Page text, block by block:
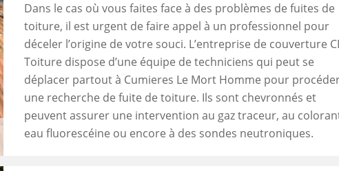
Dans le cas où vous faites face à des problèmes de fuites de
toiture, il est urgent de faire appel à un professionnel pour
déceler l’origine de votre souci. L’entreprise de couverture
Toiture dispose d’une équipe de techniciens qui peut se
déplacer partout à Cumieres Le Mort Homme pour
une recherche de fuite de toiture. Ils sont chevronnés et
peuvent assurer une intervention au gaz traceur, au
eau fluorescéine ou encore à des sondes neutroniques.